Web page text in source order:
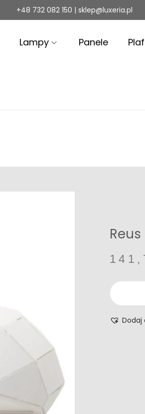
+48 732 082 150 | sklep@luxeria.pl
Lampy Panele
Dodaj